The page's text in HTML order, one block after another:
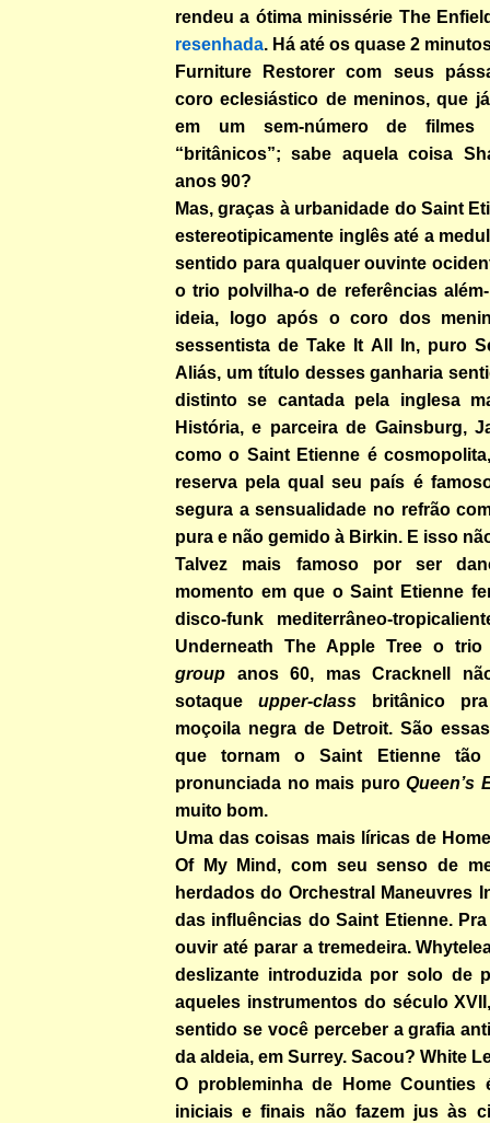
rendeu a ótima minissérie The
resenhada. Há até os quase 2
Furniture Restorer com seus
coro eclesiástico de meninos, que
em um sem-número de filmes
“britânicos”; sabe aquela coisa
anos 90?
Mas, graças à urbanidade do Saint
estereotipicamente inglês até a
sentido para qualquer ouvinte
o trio polvilha-o de referências
ideia, logo após o coro dos
sessentista de Take It All In, puro
Aliás, um título desses ganharia
distinto se cantada pela inglesa
História, e parceira de Gainsburg,
como o Saint Etienne é
reserva pela qual seu país é
segura a sensualidade no refrão
pura e não gemido à Birkin. E isso
Talvez mais famoso por ser
momento em que o Saint Etienne
disco-funk mediterrâneo-
Underneath The Apple Tree o
group anos 60, mas Cracknell
sotaque upper-class britânico
moçoila negra de Detroit. São
que tornam o Saint Etienne
pronunciada no mais puro Queen’s
muito bom.
Uma das coisas mais líricas de
Of My Mind, com seu senso de
herdados do Orchestral Maneuvres
das influências do Saint Etienne.
ouvir até parar a tremedeira.
deslizante introduzida por solo de
aqueles instrumentos do século
sentido se você perceber a grafia
da aldeia, em Surrey. Sacou? White
O probleminha de Home Counties
iniciais e finais não fazem jus às